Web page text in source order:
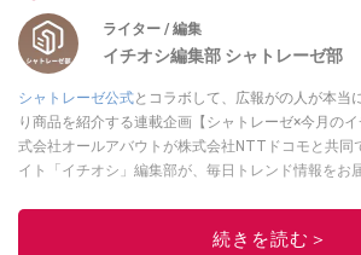
ライター / 編集
イチオシ編集部 シャトレーゼ部
シャトレーゼ公式とコラボして、広報がの人が本当
り商品を紹介する連載企画【シャトレーゼ×今月の
式会社オールアバウトが株式会社NTTドコモと共同
イト「イチオシ」編集部が、毎日トレンド情報をお
このイチオシ
続きを読む＞